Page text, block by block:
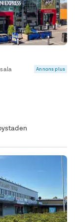
Annons plus